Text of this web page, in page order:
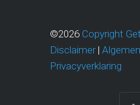
©2026 Copyright
Disclaimer|
Privacyverklaring